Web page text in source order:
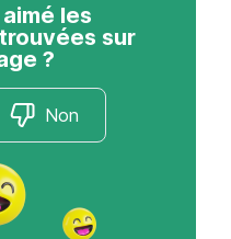
les
sur
?
Non